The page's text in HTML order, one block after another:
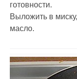
готовности.
Выложить в
масло.